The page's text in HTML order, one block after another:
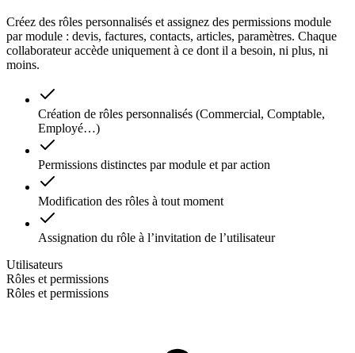
Créez des rôles personnalisés et assignez des permissions module
par module : devis, factures, contacts, articles, paramètres. Chaque
collaborateur accède uniquement à ce dont il a besoin, ni plus, ni
moins.
Création de rôles personnalisés (Commercial, Comptable,
Employé…)
Permissions distinctes par module et par action
Modification des rôles à tout moment
Assignation du rôle à l’invitation de l’utilisateur
Utilisateurs
Rôles et permissions
Rôles et permissions